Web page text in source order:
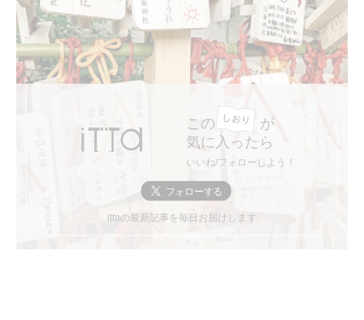
この
が
気に入ったら
いいね/フォローしよう！
ittaの最新記事を毎日お届けします